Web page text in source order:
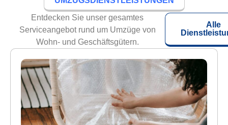
Entdecken Sie unser gesamtes
Serviceangebot rund um Umzüge von
Wohn- und Geschäftsgütern.
Alle